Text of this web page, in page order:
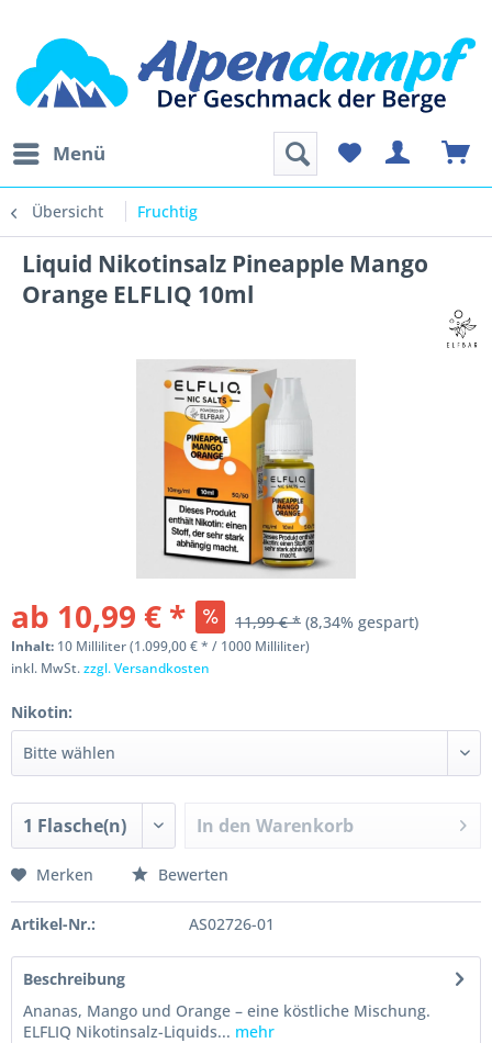
Menü
Übersicht Fruchtig
Liquid Nikotinsalz Pineapple Mango
Orange ELFLIQ 10ml
ab 10,99 € * 11,99 € * (8,34% gespart)
Inhalt: 10 Milliliter (1.099,00 € * / 1000 Milliliter)
inkl. MwSt.zzgl. Versandkosten
Nikotin:
In den Warenkorb
Merken Bewerten
Artikel-Nr.: AS02726-01
Beschreibung
Ananas, Mango und Orange – eine köstliche Mischung.
ELFLIQ Nikotinsalz-Liquids... mehr